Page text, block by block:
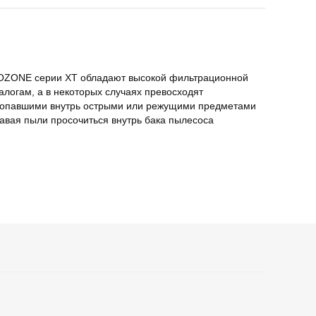
серии XT обладают высокой фильтрационной
а в некоторых случаях превосходят
внутрь острыми или режущими предметами
пыли просочиться внутрь бака пылесоса